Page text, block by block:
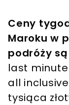
Ceny
Maroku w
podróży
last
all
tysiąca